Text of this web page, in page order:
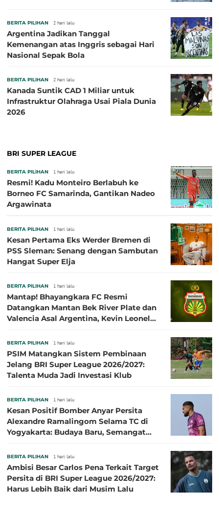
BERITA PILIHAN 2 hari lalu
Argentina Jadikan Tanggal
Kemenangan atas Inggris sebagai Hari
Nasional Sepak Bola
BERITA PILIHAN 2 hari lalu
Kanada Suntik CAD 1 Miliar untuk
Infrastruktur Olahraga Usai Piala Dunia
2026
BRI SUPER LEAGUE
BERITA PILIHAN 1 hari lalu
Resmi! Kadu Monteiro Berlabuh ke
Borneo FC Samarinda, Gantikan Nadeo
Argawinata
BERITA PILIHAN 1 hari lalu
Kesan Pertama Eks Werder Bremen di
PSS Sleman: Senang dengan Sambutan
Hangat Super Elja
BERITA PILIHAN 1 hari lalu
Mantap! Bhayangkara FC Resmi
Datangkan Mantan Bek River Plate dan
Valencia Asal Argentina, Kevin Leonel
BERITA PILIHAN 1 hari lalu
PSIM Matangkan Sistem Pembinaan
Jelang BRI Super League 2026/2027:
Talenta Muda Jadi Investasi Klub
BERITA PILIHAN 1 hari lalu
Kesan Positif Bomber Anyar Persita
Alexandre Ramalingom Selama TC di
Yogyakarta: Budaya Baru, Semangat
BERITA PILIHAN 1 hari lalu
Ambisi Besar Carlos Pena Terkait Target
Persita di BRI Super League 2026/2027:
Harus Lebih Baik dari Musim Lalu